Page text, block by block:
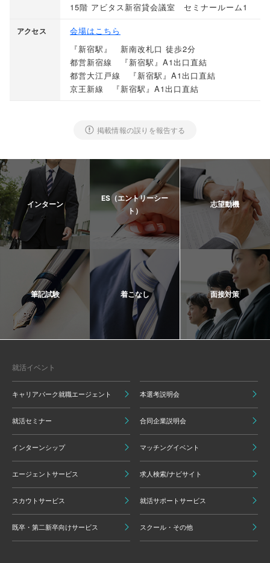
15階 アビタス新宿貸会議室 セミナールーム1
アクセス
会場はこちら
『新宿駅』 新南改札口 徒歩2分
都営新宿線 『新宿駅』A1出口直結
都営大江戸線 『新宿駅』A1出口直結
京王新線 『新宿駅』A1出口直結
掲載情報の誤りを報告する
インターン
ES（エントリーシー
ト）
志望動機
筆記試験 着こなし 面接対策
就活イベント
キャリアパーク就職エージェント 本選考説明会
就活セミナー 合同企業説明会
インターンシップ マッチングイベント
エージェントサービス 求人検索/ナビサイト
スカウトサービス 就活サポートサービス
既卒・第二新卒向けサービス スクール・その他